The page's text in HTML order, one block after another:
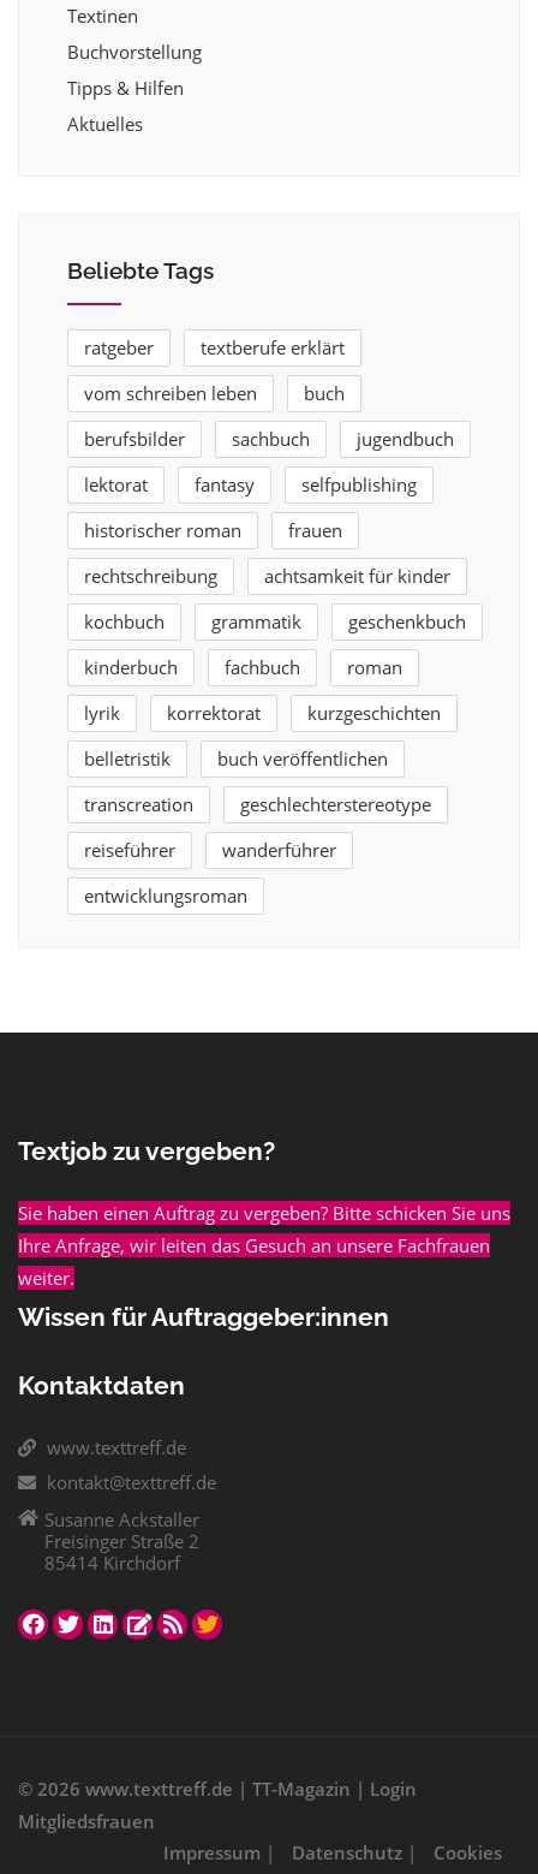
Textinen
Buchvorstellung
Tipps & Hilfen
Aktuelles
Beliebte Tags
ratgeber
textberufe erklärt
vom schreiben leben
buch
berufsbilder
sachbuch
jugendbuch
lektorat
fantasy
selfpublishing
historischer roman
frauen
rechtschreibung
achtsamkeit für kinder
kochbuch
grammatik
geschenkbuch
kinderbuch
fachbuch
roman
lyrik
korrektorat
kurzgeschichten
belletristik
buch veröffentlichen
transcreation
geschlechterstereotype
reiseführer
wanderführer
entwicklungsroman
Textjob zu vergeben?
Sie haben einen Auftrag zu vergeben? Bitte schicken Sie uns
Ihre Anfrage, wir leiten das Gesuch an unsere Fachfrauen
weiter.
Wissen für Auftraggeber:innen
Kontaktdaten
www.texttreff.de
kontakt@texttreff.de
Susanne Ackstaller
Freisinger Straße 2
85414 Kirchdorf
© 2026 www.texttreff.de | TT-Magazin | Login
Mitgliedsfrauen
Impressum | Datenschutz | Cookies